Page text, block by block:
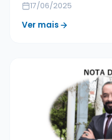
17/06/2025
Ver mais